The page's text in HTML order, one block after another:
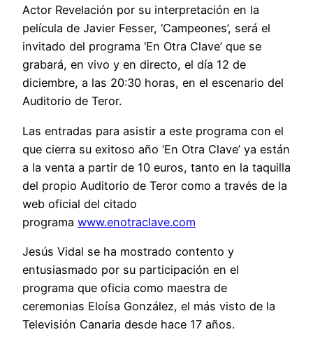
Actor Revelación por su interpretación en la
película de Javier Fesser, ‘Campeones’, será el
invitado del programa ‘En Otra Clave’ que se
grabará, en vivo y en directo, el día 12 de
diciembre, a las 20:30 horas, en el escenario del
Auditorio de Teror.
Las entradas para asistir a este programa con el
que cierra su exitoso año ‘En Otra Clave’ ya están
a la venta a partir de 10 euros, tanto en la taquilla
del propio Auditorio de Teror como a través de la
web oficial del citado
programa www.enotraclave.com
Jesús Vidal se ha mostrado contento y
entusiasmado por su participación en el
programa que oficia como maestra de
ceremonias Eloísa González, el más visto de la
Televisión Canaria desde hace 17 años.